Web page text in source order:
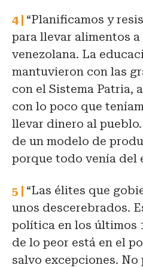
“Planificamos y
para llevar alimentos
venezolana. La
mantuvieron con las
con el Sistema Patria,
con lo poco que
llevar dinero al
de un modelo de
porque todo venía del
“Las élites que
unos descerebrados.
política en los últimos
de lo peor está en el
salvo excepciones.